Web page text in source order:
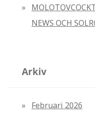
NEWS OCH
Arkiv
Februari 2026